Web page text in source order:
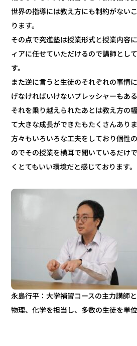
世界の指導には教え方にも制約がない
ります。
その点で究進塾は授業形式と授業内容
ィアに任せていただけるので講師とし
す。
また逆に言うと生徒のそれぞれの事情
げなければいけないプレッシャーもあ
それを乗り越えられたあとは教え方の
て大きな成長ができたもたくさんあり
方々もいろいろな工夫をしており個性
のでその授業を横耳で聞いているだけ
くとてもいい環境だと感じております。
永島行平：大学補習コースの主力講師
物理、化学を担当し、多数の生徒を単